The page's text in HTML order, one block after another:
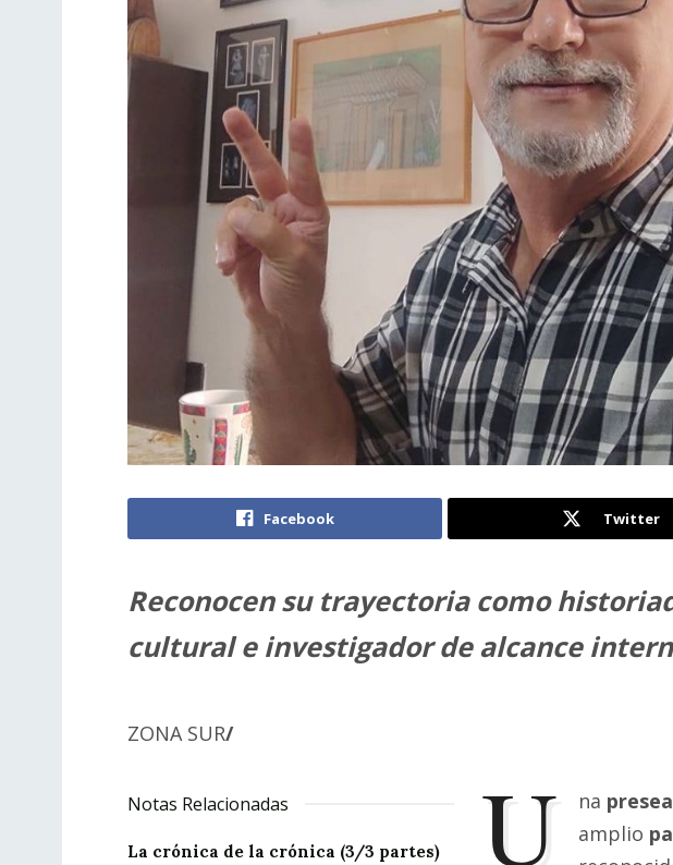
Facebook Twitter
Reconocen su trayectoria como
cultural e investigador de alcance
ZONA SUR/
Notas Relacionadas
La crónica de la crónica (3/3 partes) U na
amplio